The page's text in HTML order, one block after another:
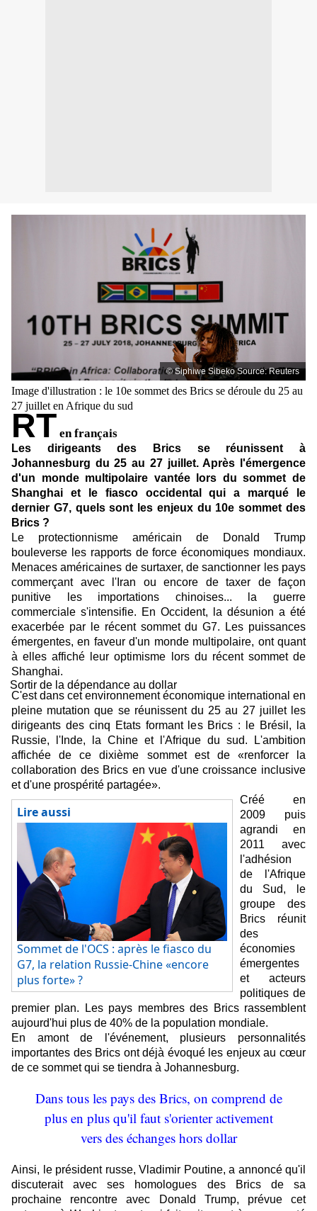
© Siphiwe Sibeko Source: Reuters
Image d'illustration : le 10e sommet des Brics se déroule du 25 au
27 juillet en Afrique du sud
RT en français
Les dirigeants des Brics se réunissent à
Johannesburg du 25 au 27 juillet. Après l'émergence
d'un monde multipolaire vantée lors du sommet de
Shanghai et le fiasco occidental qui a marqué le
dernier G7, quels sont les enjeux du 10e sommet des
Brics ?
Le protectionnisme américain de Donald Trump
bouleverse les rapports de force économiques mondiaux.
Menaces américaines de surtaxer, de sanctionner les pays
commerçant avec l'Iran ou encore de taxer de façon
punitive les importations chinoises... la guerre
commerciale s'intensifie. En Occident,
la désunion a été
exacerbée par le récent sommet du G7. Les puissances
émergentes, en faveur d'un monde multipolaire, ont quant
à elles affiché
leur optimisme lors du récent sommet de
Shanghai.
Sortir de la dépendance au dollar
C'est dans cet environnement économique international en
pleine mutation que se réunissent du 25 au 27 juillet les
dirigeants des cinq Etats formant les Brics : le Brésil, la
Russie, l'Inde, la Chine et l'Afrique du sud. L'ambition
affichée de ce dixième sommet est de «renforcer la
collaboration des Brics en vue d'une croissance inclusive
et d'une prospérité partagée».
Lire aussi
Sommet de l'OCS : après le fiasco du
G7, la relation Russie-Chine «encore
plus forte» ?
Créé en
2009 puis
agrandi en
2011 avec
l'adhésion
de l'Afrique
du Sud, le
groupe des
Brics réunit
des
économies
émergentes
et acteurs
politiques de
premier plan. Les pays membres des Brics rassemblent
aujourd'hui plus de 40% de la population mondiale.
En amont de l'événement, plusieurs personnalités
importantes des Brics ont déjà évoqué les enjeux au cœur
de ce sommet qui se tiendra à Johannesburg.
Dans tous les pays des Brics, on comprend de
plus en plus qu'il faut s'orienter activement
vers des échanges hors dollar
Ainsi, le président russe, Vladimir Poutine, a annoncé qu'il
discuterait avec ses homologues des Brics de sa
prochaine rencontre avec Donald Trump, prévue cet